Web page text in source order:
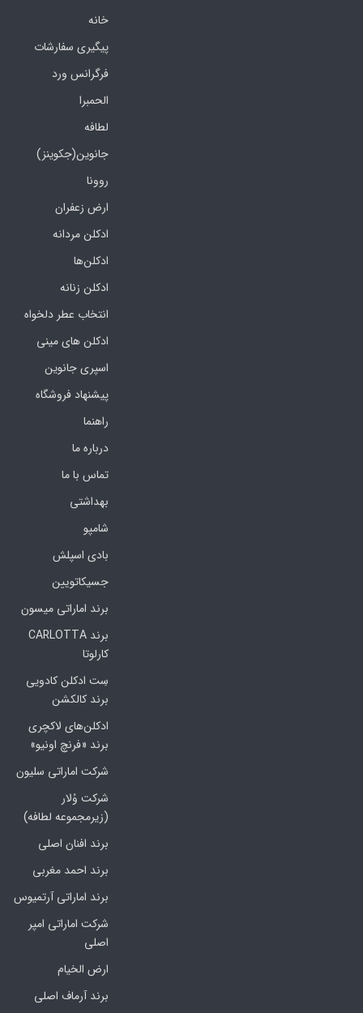
خانه
پیگیری سفارشات
فرگرانس ورد
الحمبرا
لطافه
جانوین(جکوینز)
روونا
ارض زعفران
ادکلن مردانه
ادکلن‌ها
ادکلن زنانه
انتخاب عطر دلخواه
ادکلن های مینی
اسپری جانوین
پیشنهاد فروشگاه
راهنما
درباره ما
تماس با ما
بهداشتی
شامپو
بادی اسپلش
جسیکاتویین
برند اماراتی میسون
برند CARLOTTA
کارلوتا
سِت ادکلن کادویی
برند کالکشن
ادکلن‌های لاکچری
برند «فرنچ اونیو»
شرکت اماراتی سلیون
شرکت وُلار
(زیرمجموعه لطافه)
برند افنان اصلی
برند احمد مغربی
برند اماراتی آرتمیوس
شرکت اماراتی امپر
اصلی
ارض الخیام
برند آرماف اصلی